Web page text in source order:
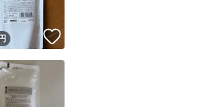
ザーの実績について
満たしたユーザーにバッジを付与しています
品の情報をコピーします
円